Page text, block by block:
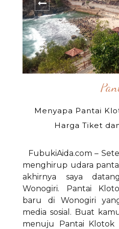
Menyapa Pantai
Harga Tiket
FubukiAida.com –
menghirup udara
akhirnya saya
Wonogiri. Pantai
baru di Wonogiri
media sosial. Buat
menuju Pantai Klotok